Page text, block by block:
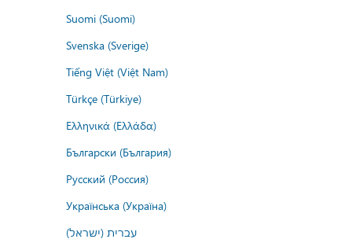
Suomi (Suomi)
Svenska (Sverige)
Tiếng Việt (Việt Nam)
Türkçe (Türkiye)
Ελληνικά (Ελλάδα)
Български (България)
Русский (Россия)
Українська (Україна)
עברית (ישראל)